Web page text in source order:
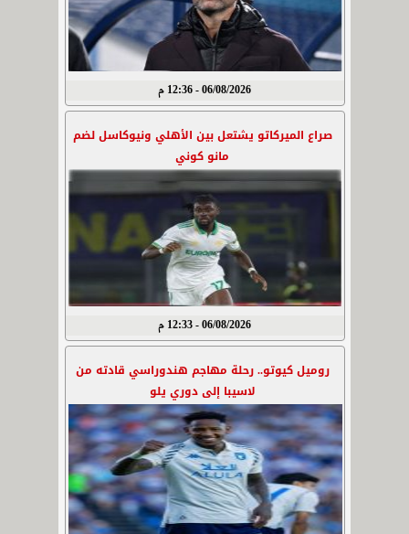
06/08/2026 - 12:36 م
صراع الميركاتو يشتعل بين الأهلي ونيوكاسل لضم
مانو كوني
06/08/2026 - 12:33 م
روميل كيوتو.. رحلة مهاجم هندوراسي قادته من
لاسيبا إلى دوري يلو